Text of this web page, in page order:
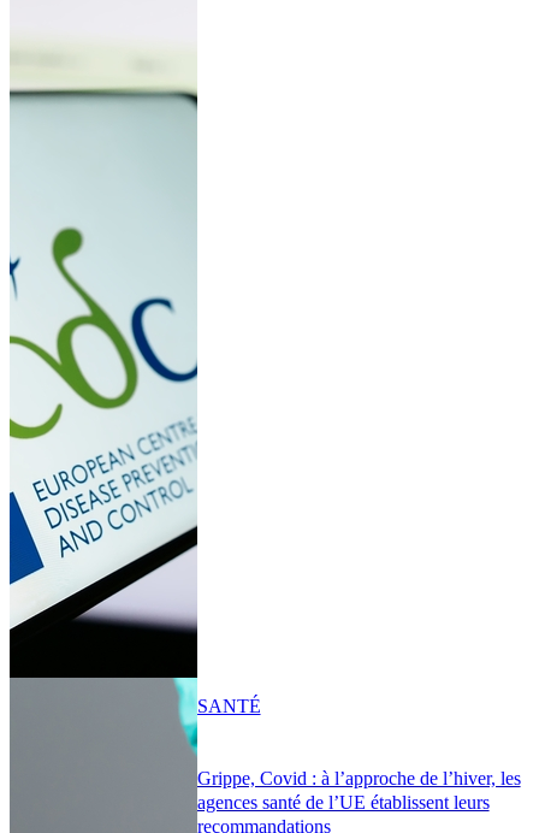
Grippe, Covid : à l’approche de l’hiver, les
agences santé de l’UE établissent leurs
recommandations
SANTÉ